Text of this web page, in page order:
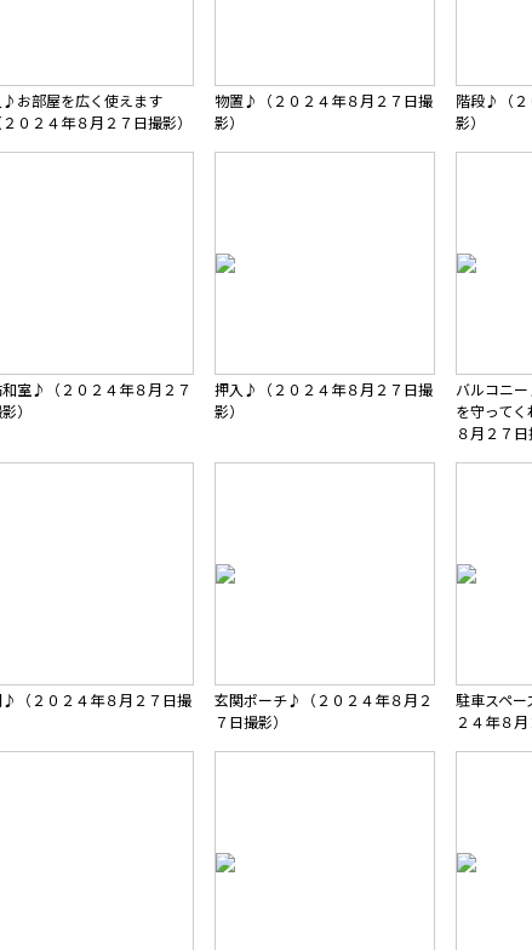
お部屋を広く使えます
０２４年８月２７日撮影）
物置♪（２０２４年８月２７日撮
影）
階段♪（２
影）
和室♪（２０２４年８月２７
）
押入♪（２０２４年８月２７日撮
影）
バルコニ
を守って
８月２７日
（２０２４年８月２７日撮
玄関ポーチ♪（２０２４年８月２
７日撮影）
駐車スペ
２４年８月